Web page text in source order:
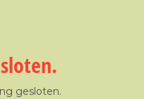
gesloten.